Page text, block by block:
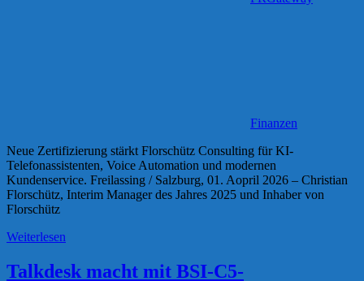
Finanzen
Neue Zertifizierung stärkt Florschütz Consulting für KI-
Telefonassistenten, Voice Automation und modernen
Kundenservice. Freilassing / Salzburg, 01. Aopril 2026 – Christian
Florschütz, Interim Manager des Jahres 2025 und Inhaber von
Florschütz
Weiterlesen
Talkdesk macht mit BSI-C5-